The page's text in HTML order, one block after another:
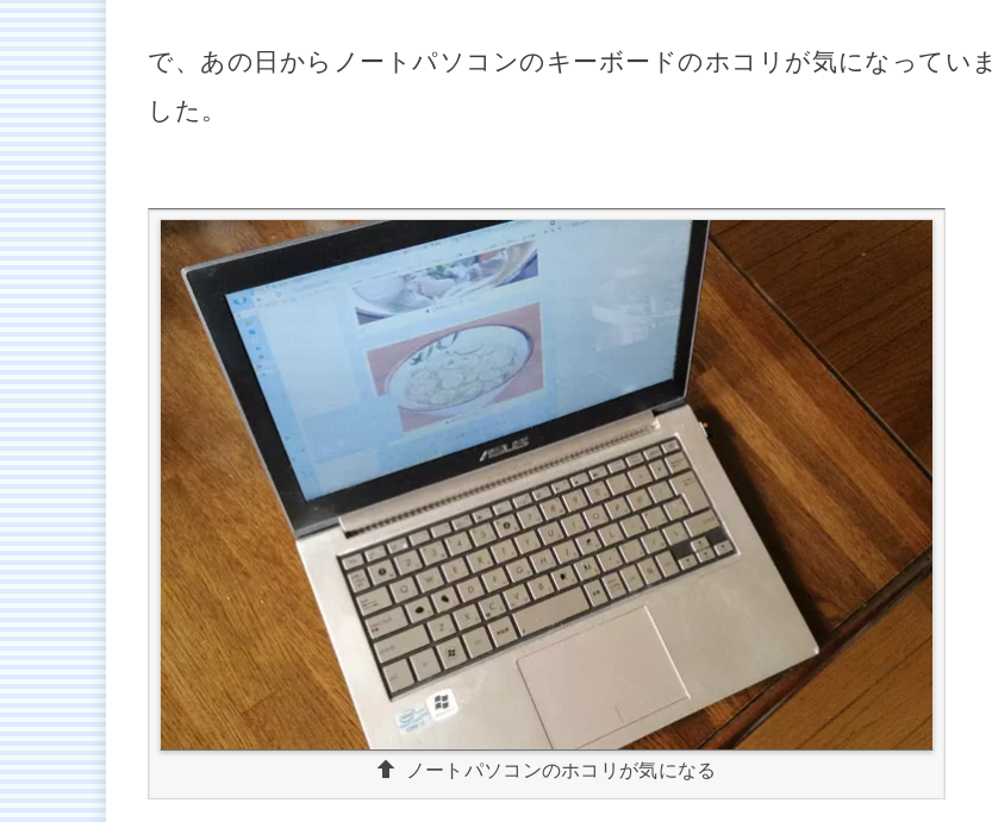
で、あの日からノートパソコンのキーボードのホコリが気になっていま
した。
ノートパソコンのホコリが気になる